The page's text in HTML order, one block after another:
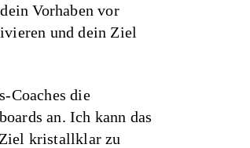
Vorhaben vor
und dein Ziel
Coaches die
an. Ich kann das
kristallklar zu